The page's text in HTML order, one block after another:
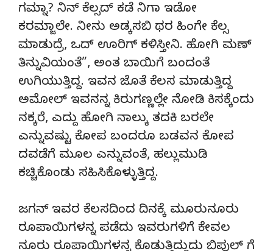
ಗಮ್ನಾ? ನಿನ್ ಕೆಲ್ಸದ್ ಕಡೆ ನಿಗಾ ಇಡೋ
ಕರಮ್ಜಾಲೇ. ನೀನು ಅಡ್ಕಸಬಿ ಥರ ಹಿಂಗೇ ಕೆಲ್ಸ
ಮಾಡುದ್ರೆ, ಒದ್ ಊರಿಗ್ ಕಳಿಸ್ತೀನಿ. ಹೋಗಿ ಮಣ್
ತಿನ್ನುವಿಯಂತೆ”, ಅಂತ ಬಾಯಿಗೆ ಬಂದಂತೆ
ಉಗಿಯುತ್ತಿದ್ದ. ಇವನ ಜೊತೆ ಕೆಲಸ ಮಾಡುತ್ತಿದ್ದ
ಅಮೋಲ್ ಇವನನ್ನ ಕಿರುಗಣ್ಣಲ್ಲೇ ನೋಡಿ ಕಿಸಕ್ಕೆಂದು
ನಕ್ಕರೆ, ಎದ್ದು ಹೋಗಿ ನಾಲ್ಕು ತದಕಿ ಬರಲೇ
ಎನ್ನುವಷ್ಟು ಕೋಪ ಬಂದರೂ ಬಡವನ ಕೋಪ
ದವಡೆಗೆ ಮೂಲ ಎನ್ನುವಂತೆ, ಹಲ್ಲುಮುಡಿ
ಕಚ್ಚಿಕೊಂಡು ಸಹಿಸಿಕೊಳ್ಳುತ್ತಿದ್ದ.
ಜಗನ್ ಇವರ ಕೆಲಸದಿಂದ ದಿನಕ್ಕೆ ಮೂರುನೂರು
ರೂಪಾಯಿಗಳನ್ನ ಪಡೆದು ಇವರುಗಳಿಗೆ ಕೇವಲ
ನೂರು ರೂಪಾಯಿಗಳನ್ನ ಕೊಡುತ್ತಿದ್ದುದು ಬಿಪುಲ್ ಗೆ